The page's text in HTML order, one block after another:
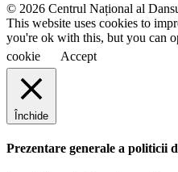
© 2026 Centrul Național al
This website uses cookies to
you're ok with this, but you can
cookie
Accept
Închide
Prezentare generale a politicii